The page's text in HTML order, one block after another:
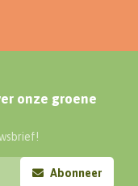
onze groene
Abonneer